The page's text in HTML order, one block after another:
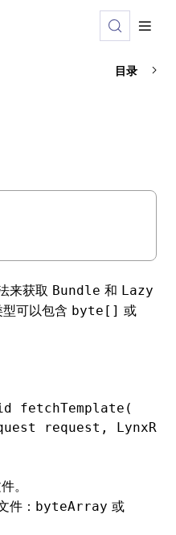
index is
目录
来获取 Bundle 和 Lazy
可以包含 byte[] 或
fetchTemplate(
request ,
。
件： byteArray 或